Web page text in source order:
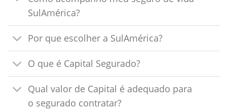
SulAmérica?
Por que escolher a SulAmérica?
O que é Capital Segurado?
Qual valor de Capital é adequado para
o segurado contratar?